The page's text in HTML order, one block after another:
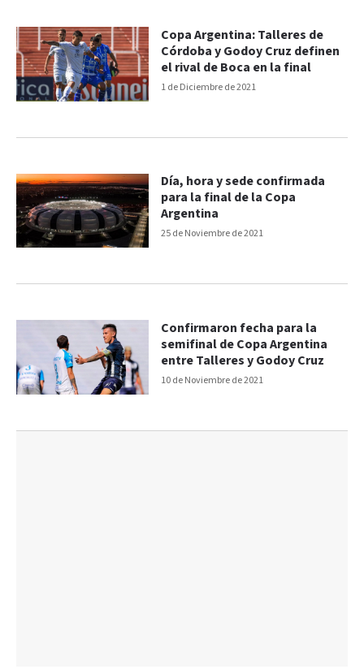
1 de Diciembre de 2021
Copa Argentina: Talleres de
Córdoba y Godoy Cruz definen
el rival de Boca en la final
25 de Noviembre de 2021
Día, hora y sede confirmada
para la final de la Copa
Argentina
10 de Noviembre de 2021
Confirmaron fecha para la
semifinal de Copa Argentina
entre Talleres y Godoy Cruz